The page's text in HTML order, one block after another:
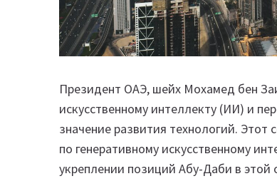
Президент ОАЭ, шейх Мохамед бен
искусственному интеллекту (ИИ) и
значение развития технологий.
по генеративному искусственному
укреплении позиций Абу-Даби в этой